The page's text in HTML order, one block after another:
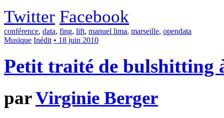
Twitter Facebook
conférence, data, fing, lift, manuel lima, marseille, opendata
Musique Inédit • 18 juin 2010
Petit traité de bulshitting
parVirginie Berger